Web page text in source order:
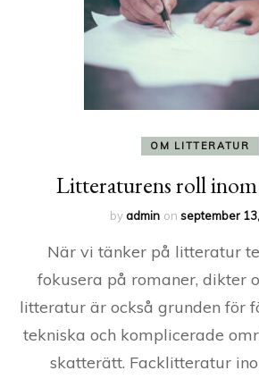
OM LITTERATUR
Litteraturens roll
byadmin on september
När vi tänker på litteratur
fokusera på romaner, dikter
litteratur är också grunden för
tekniska och komplicerade
skatterätt. Facklitteratur